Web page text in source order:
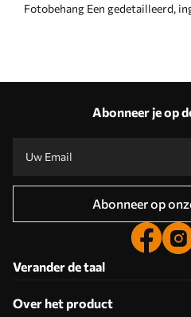
Fotobehang Een gedetailleerd,
Abonneer je op
Abonneer op
Verander de taal
Over het product